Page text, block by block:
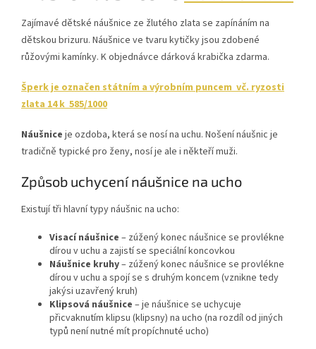
Zajímavé dětské náušnice ze žlutého zlata se zapínáním na
dětskou brizuru. Náušnice ve tvaru kytičky jsou zdobené
růžovými kamínky. K objednávce dárková krabička zdarma.
Šperk je označen státním a výrobním puncem vč. ryzosti
zlata 14 k 585/1000
Náušnice je ozdoba, která se nosí na uchu. Nošení náušnic je
tradičně typické pro ženy, nosí je ale i někteří muži.
Způsob uchycení náušnice na ucho
Existují tři hlavní typy náušnic na ucho:
Visací náušnice – zúžený konec náušnice se provlékne
dírou v uchu a zajistí se speciální koncovkou
Náušnice kruhy– zúžený konec náušnice se provlékne
dírou v uchu a spojí se s druhým koncem (vznikne tedy
jakýsi uzavřený kruh)
Klipsová náušnice – je náušnice se uchycuje
přicvaknutím klipsu (klipsny) na ucho (na rozdíl od jiných
typů není nutné mít propíchnuté ucho)